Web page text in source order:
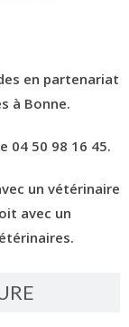
en partenariat
à Bonne.
04 50 98 16 45.
un vétérinaire
avec un